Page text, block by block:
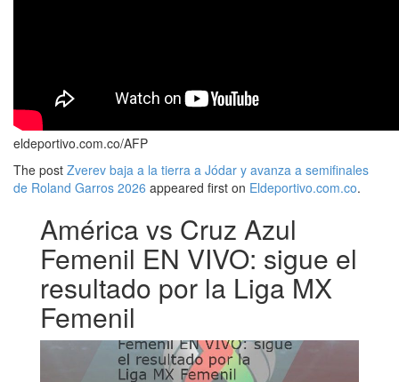
eldeportivo.com.co/AFP
The post Zverev baja a la tierra a Jódar y avanza a semifinales
de Roland Garros 2026 appeared first on Eldeportivo.com.co.
América vs Cruz Azul
Femenil EN VIVO: sigue el
resultado por la Liga MX
Femenil